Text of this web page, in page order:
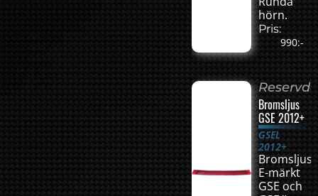
hörn.
Pris:
990:-
Bromsljus
GSE 2012+
GSEL
2012+
Bromsljus
E-märkt
GSE och